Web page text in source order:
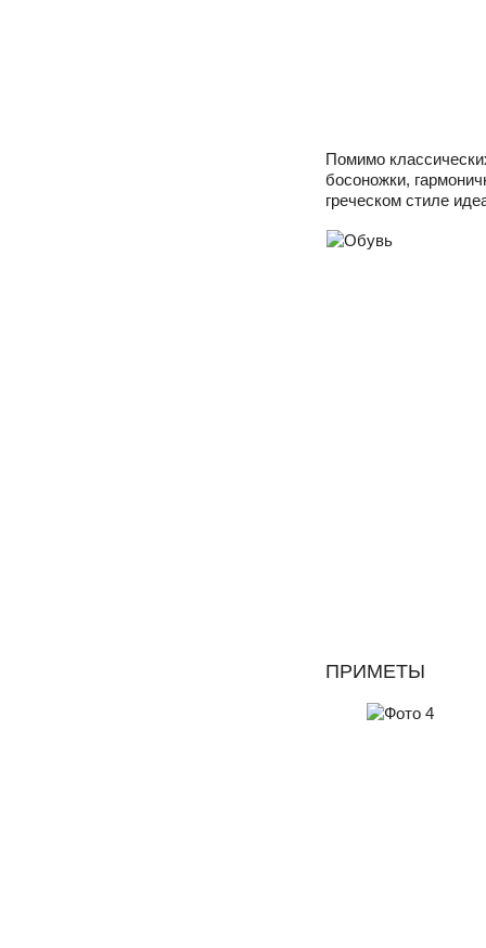
Помимо
босоножки,
греческом стиле
ПРИМЕТЫ